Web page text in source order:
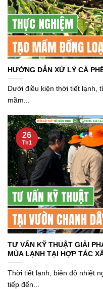
HƯỚNG DẪN XỬ LÝ CÀ
Dưới điều kiện thời tiết lạnh,
mầm...
TƯ VẤN KỸ THUẬT GIẢI
MÙA LẠNH TẠI HỢP TÁC
Thời tiết lạnh, biên độ nhiệt
tiếp đến...
26
Th1